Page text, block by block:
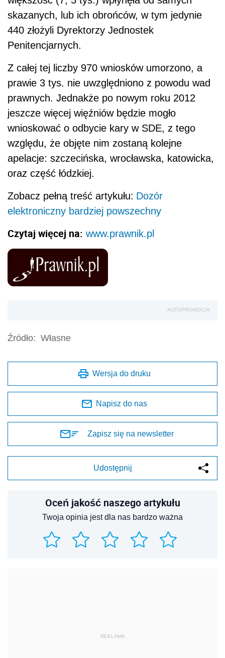
skazanych, lub ich obrońców, w tym jedynie
440 złożyli Dyrektorzy Jednostek
Penitencjarnych.
Z całej tej liczby 970 wniosków umorzono, a
prawie 3 tys. nie uwzględniono z powodu wad
prawnych. Jednakże po nowym roku 2012
jeszcze więcej więźniów będzie mogło
wnioskować o odbycie kary w SDE, z tego
względu, że objęte nim zostaną kolejne
apelacje: szczecińska, wrocławska, katowicka,
oraz część łódzkiej.
Zobacz pełną treść artykułu: Dozór
elektroniczny bardziej powszechny
Czytaj więcej na: www.prawnik.pl
AUTOPROMOCJA
Źródło: Własne
Wersja do druku
Napisz do nas
Zapisz się na newsletter
Udostępnij
Oceń jakość naszego artykułu
Twoja opinia jest dla nas bardzo ważna
REKLAMA